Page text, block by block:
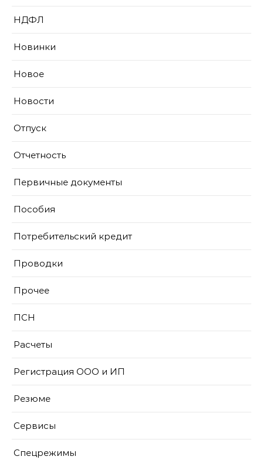
НДФЛ
Новинки
Новое
Новости
Отпуск
Отчетность
Первичные документы
Пособия
Потребительский кредит
Проводки
Прочее
ПСН
Расчеты
Регистрация ООО и ИП
Резюме
Сервисы
Спецрежимы